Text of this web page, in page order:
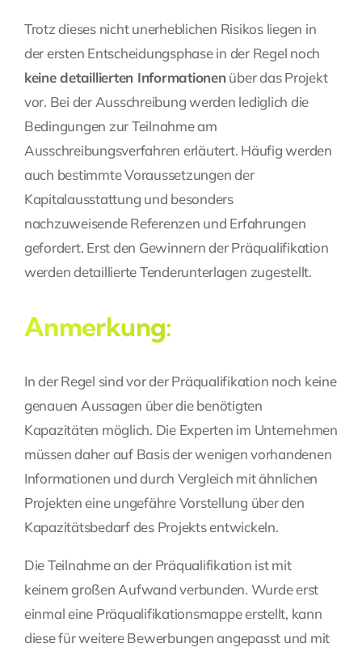
Trotz dieses nicht unerheblichen Risikos liegen in
der ersten Entscheidungsphase in der Regel noch
keine detaillierten Informationen über das Projekt
vor. Bei der Ausschreibung werden lediglich die
Bedingungen zur Teilnahme am
Ausschreibungsverfahren erläutert. Häufig werden
auch bestimmte Voraussetzungen der
Kapitalausstattung und besonders
nachzuweisende Referenzen und Erfahrungen
gefordert. Erst den Gewinnern der Präqualifikation
werden detaillierte Tenderunterlagen zugestellt.
Anmerkung:
In der Regel sind vor der Präqualifikation noch keine
genauen Aussagen über die benötigten
Kapazitäten möglich. Die Experten im Unternehmen
müssen daher auf Basis der wenigen vorhandenen
Informationen und durch Vergleich mit ähnlichen
Projekten eine ungefähre Vorstellung über den
Kapazitätsbedarf des Projekts entwickeln.
Die Teilnahme an der Präqualifikation ist mit
keinem großen Aufwand verbunden. Wurde erst
einmal eine Präqualifikationsmappe erstellt, kann
diese für weitere Bewerbungen angepasst und mit